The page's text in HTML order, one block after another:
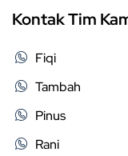
Kontak Tim
Fiqi
Tambah
Pinus
Rani